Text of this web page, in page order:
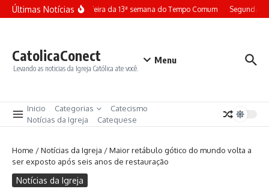
Ir para o conteúdo
Últimas NotíciasTerça-feira da 13ª semana do Tempo Comum Segunda-
CatolicaConect
Levando as noticias da Igreja Católica ate você.
Menu
Inicio Categorias
Catecismo
Notícias da Igreja
Catequese
Home /Notícias da Igreja /Maior retábulo gótico do mundo volta a
ser exposto após seis anos de restauração
Notícias da Igreja